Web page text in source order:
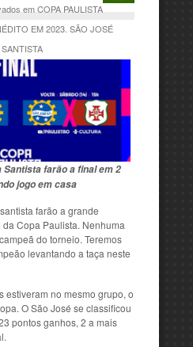
em COPA PAULISTA
EM 2023. SÃO JOSÉ
farão a final em 2
jogo em casa
farão a grande
Copa Paulista. Nenhuma
do torneio. Teremos
levantando a taça neste
estiveram no mesmo grupo, o
O São José se classificou
pontos ganhos, 2 a mais